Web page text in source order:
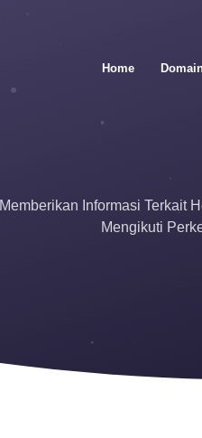
Home
Memberikan Informasi Terkait
Mengikuti